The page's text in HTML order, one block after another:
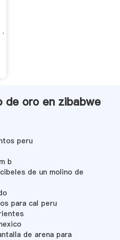
.
de oro en zibabwe
peru
b
de un molino de
para cal peru
de arena para